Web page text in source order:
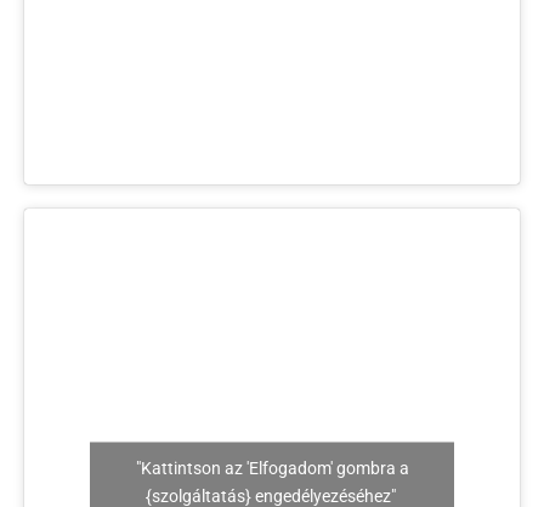
"Kattintson az 'Elfogadom' gombra a
{szolgáltatás} engedélyezéséhez"